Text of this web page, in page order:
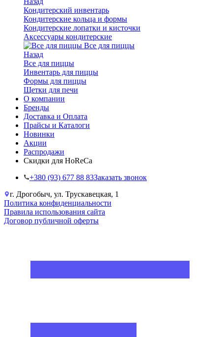
Кондитерский инвентарь
Кондитерские кольца и формы
Кондитерские лопатки и кисточки
Аксессуары кондитерские
Все для пиццы
Назад
Все для пиццы
Инвентарь для пиццы
Формы для пиццы
Щетки для печи
О компании
Бренды
Доставка и Оплата
Прайсы и Каталоги
Новинки
Акции
Распродажи
Скидки для HoReCa
+38‎0 (93) 677 88 83Заказать звонок
г. Дрогобыч, ул. Трускавецкая, 1
Политика конфиденциальности
Правила использования сайта
Договор публичной оферты